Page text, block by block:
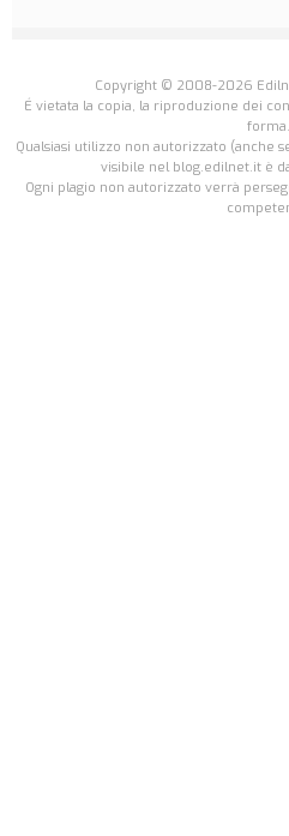
Copyright © 2008-2026
É vietata la copia, la riproduzione dei
forma.
Qualsiasi utilizzo non autorizzato (anche
visibile nel blog.edilnet.it è
Ogni plagio non autorizzato verrà